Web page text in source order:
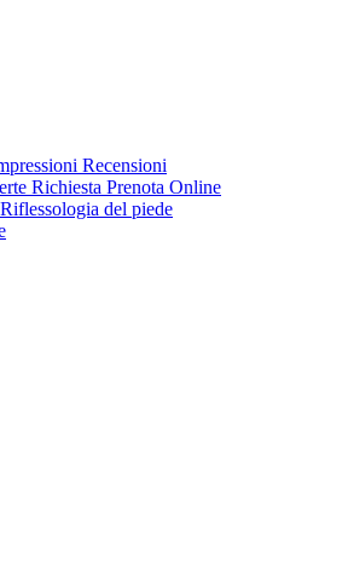
Recensioni
Richiesta Prenota Online
Riflessologia del piede